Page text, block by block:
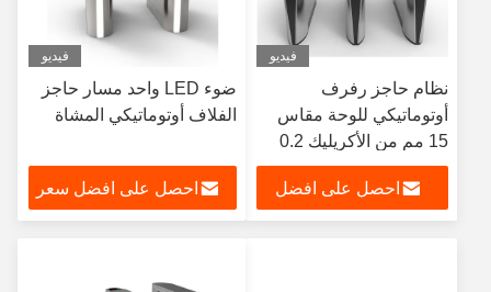
فيديو
نظام حاجز رفرف
أوتوماتيكي للوحة مقاس
15 مم من الأكريليك 0.2
ثانية سرعة الفتح / الإغلاق
احصل على افضل
فيديو
ضوء LED واحد مسار حاجز
الفلاف أوتوماتيكي المشاة
احصل على افضل سعر